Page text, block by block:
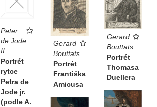
Peter
de Jode
II.
Portrét
rytce
Petra de
Jode jr.
(podle A.
Gerard
Bouttats
Portrét
Františka
Amicusa
Gerard
Bouttats
Portrét
Thomasa
Duellera